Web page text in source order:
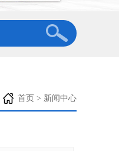
首页 > 新闻中心